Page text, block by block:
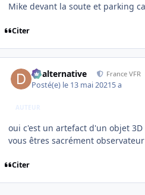
Mike devant la soute et parking
Citer
dbalternative France VFR
Posté(e) le 13 mai 20215 a
AUTEUR
oui c'est un artefact d'un objet
vous êtres sacrément observateur
Citer